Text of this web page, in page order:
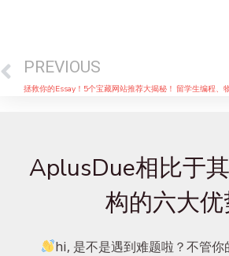
PREVIOUS
拯救你的Essay！5个宝藏网站推荐大揭秘！
AplusDue相比于
构的六大
hi, 是不是遇到难题啦？不管你